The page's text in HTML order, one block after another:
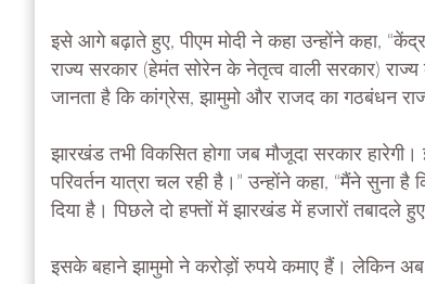
इसे आगे बढ़ाते हुए, पीएम मोदी ने कहा उन्होंने कहा,
राज्य सरकार (हेमंत सोरेन के नेतृत्व वाली सरकार)
जानता है कि कांग्रेस, झामुमो और राजद का गठबंधन
झारखंड तभी विकसित होगा जब मौजूदा सरकार
परिवर्तन यात्रा चल रही है।” उन्होंने कहा, “मैंने सुना
दिया है। पिछले दो हफ्तों में झारखंड में हजारों तबादले
इसके बहाने झामुमो ने करोड़ों रुपये कमाए हैं। लेकिन